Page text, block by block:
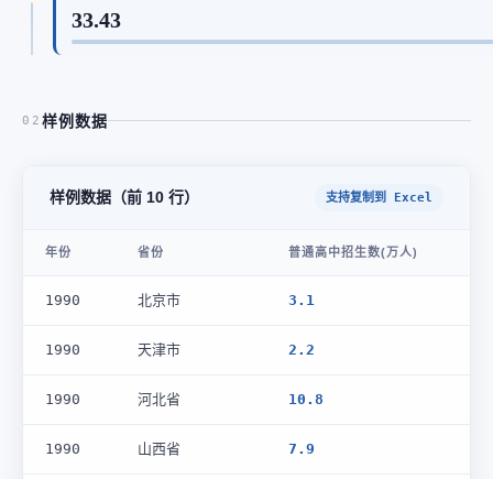
33.43
02 样例数据
样例数据（前 10 行） 支持复制到 Excel
年份 省份 普通高中招生数(万人)
1990 北京市 3.1
1990 天津市 2.2
1990 河北省 10.8
1990 山西省 7.9